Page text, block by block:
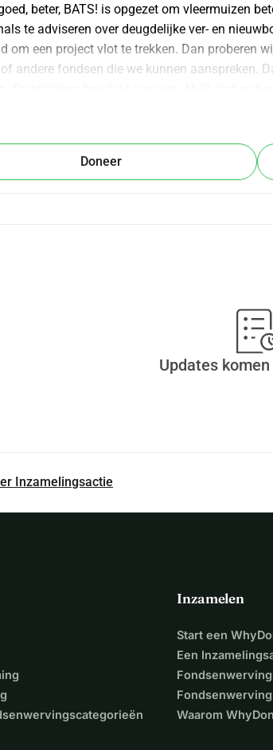
beter, BATS! is opgezet om vleermuizen
te adviseren over deugdelijke ver- en
om een project vlot te trekken. Dan proberen
andere fondsen die we kunnen aanspreken.
worden voor meer dan 90% ingezet voor
Doneer
Updates
Inzamelingsactie
Inzamelen
Start een
Een
Waarom